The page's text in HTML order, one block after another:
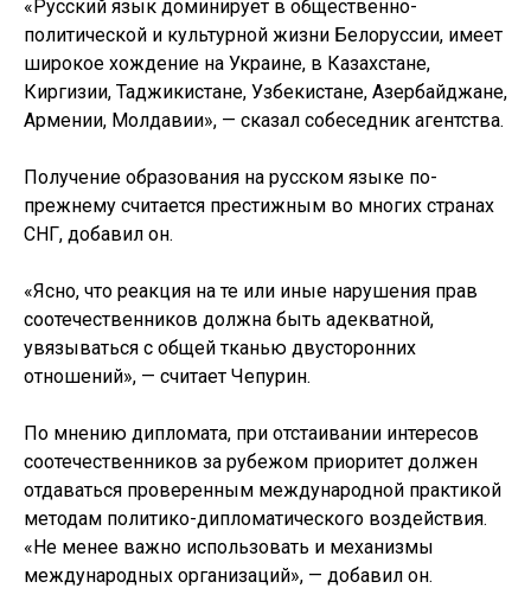
«Русский язык доминирует в общественно-
политической и культурной жизни Белоруссии, имеет
широкое хождение на Украине, в Казахстане,
Киргизии, Таджикистане, Узбекистане, Азербайджане,
Армении, Молдавии», — сказал собеседник агентства.
Получение образования на русском языке по-
прежнему считается престижным во многих странах
СНГ, добавил он.
«Ясно, что реакция на те или иные нарушения прав
соотечественников должна быть адекватной,
увязываться с общей тканью двусторонних
отношений», — считает Чепурин.
По мнению дипломата, при отстаивании интересов
соотечественников за рубежом приоритет должен
отдаваться проверенным международной практикой
методам политико-дипломатического воздействия.
«Не менее важно использовать и механизмы
международных организаций», — добавил он.